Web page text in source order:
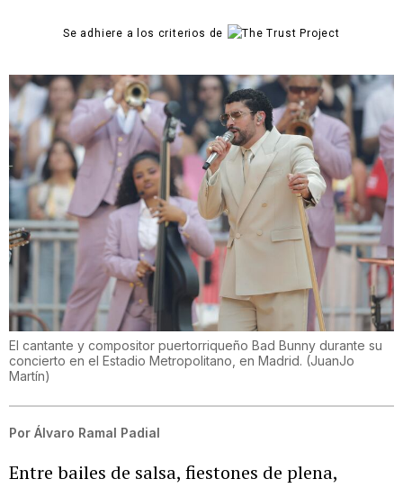
Se adhiere a los criterios de
El cantante y compositor puertorriqueño Bad Bunny durante su
concierto en el Estadio Metropolitano, en Madrid. (JuanJo
Martín)
Por Álvaro Ramal Padial
Entre bailes de salsa, fiestones de plena,